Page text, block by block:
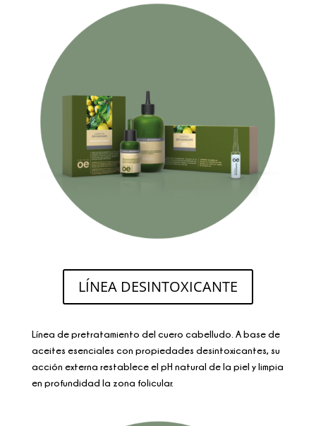
LÍNEA DESINTOXICANTE
Línea de pretratamiento del cuero cabelludo. A base de
aceites esenciales con propiedades desintoxicantes, su
acción externa restablece el pH natural de la piel y limpia
en profundidad la zona folicular.